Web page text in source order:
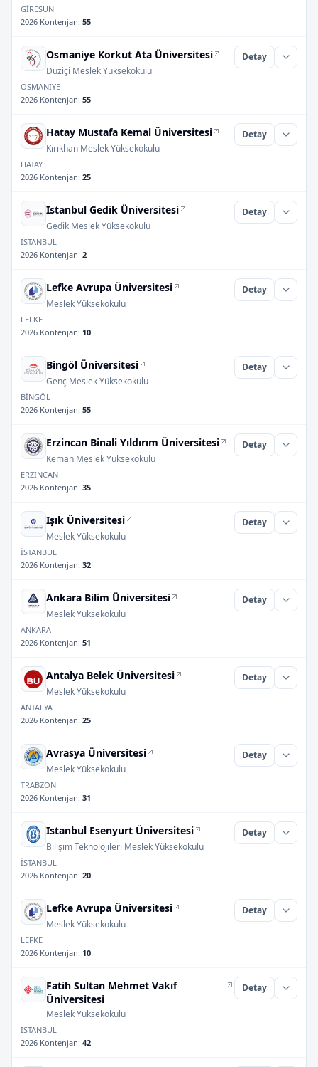
GİRESUN
2026 Kontenjan: 55
Osmaniye Korkut Ata Üniversitesi
Düziçi Meslek Yüksekokulu
Detay
OSMANİYE
2026 Kontenjan: 55
Hatay Mustafa Kemal Üniversitesi
Kırıkhan Meslek Yüksekokulu
Detay
HATAY
2026 Kontenjan: 25
Istanbul Gedik Üniversitesi
Gedik Meslek Yüksekokulu
Detay
İSTANBUL
2026 Kontenjan: 2
Lefke Avrupa Üniversitesi
Meslek Yüksekokulu
Detay
LEFKE
2026 Kontenjan: 10
Bingöl Üniversitesi
Genç Meslek Yüksekokulu
Detay
BİNGÖL
2026 Kontenjan: 55
Erzincan Binali Yıldırım Üniversitesi
Kemah Meslek Yüksekokulu
Detay
ERZİNCAN
2026 Kontenjan: 35
Işık Üniversitesi
Meslek Yüksekokulu
Detay
İSTANBUL
2026 Kontenjan: 32
Ankara Bilim Üniversitesi
Meslek Yüksekokulu
Detay
ANKARA
2026 Kontenjan: 51
Antalya Belek Üniversitesi
Meslek Yüksekokulu
Detay
ANTALYA
2026 Kontenjan: 25
Avrasya Üniversitesi
Meslek Yüksekokulu
Detay
TRABZON
2026 Kontenjan: 31
Istanbul Esenyurt Üniversitesi
Bilişim Teknolojileri Meslek Yüksekokulu
Detay
İSTANBUL
2026 Kontenjan: 20
Lefke Avrupa Üniversitesi
Meslek Yüksekokulu
Detay
LEFKE
2026 Kontenjan: 10
Fatih Sultan Mehmet Vakıf
Üniversitesi
Meslek Yüksekokulu
Detay
İSTANBUL
2026 Kontenjan: 42